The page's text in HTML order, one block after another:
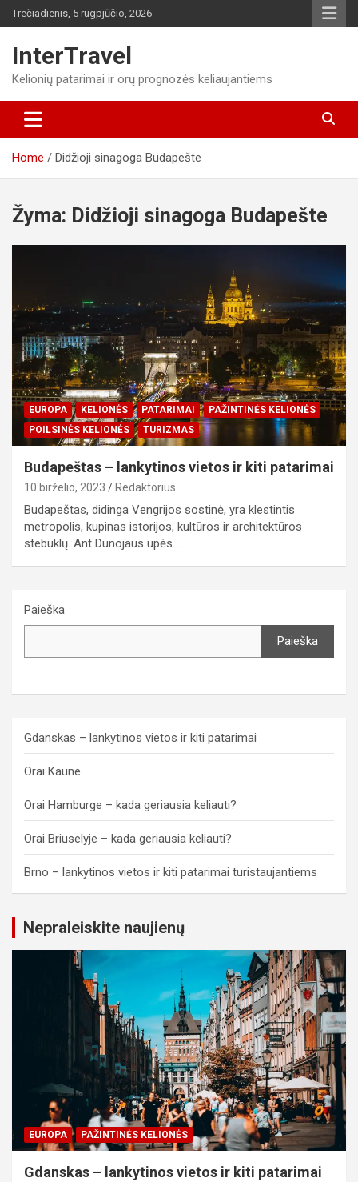
Skip
to
Trečiadienis, 5 rugpjūčio, 2026
InterTravel
Kelionių patarimai ir orų prognozės keliaujantiems
Home Didžioji sinagoga Budapešte
Žyma: Didžioji sinagoga Budapešte
EUROPA KELIONĖS PATARIMAI
PAŽINTINĖS KELIONĖS
POILSINĖS KELIONĖS
TURIZMAS
Budapeštas – lankytinos vietos ir kiti patarimai
10 birželio, 2023 Redaktorius
Budapeštas, didinga Vengrijos sostinė, yra klestintis
metropolis, kupinas istorijos, kultūros ir architektūros
stebuklų. Ant Dunojaus upės…
Paieška
Paieška
Gdanskas – lankytinos vietos ir kiti patarimai
Orai Kaune
Orai Hamburge – kada geriausia keliauti?
Orai Briuselyje – kada geriausia keliauti?
Brno – lankytinos vietos ir kiti patarimai turistaujantiems
Nepraleiskite naujienų
EUROPA PAŽINTINĖS KELIONĖS
Gdanskas – lankytinos vietos ir kiti patarimai